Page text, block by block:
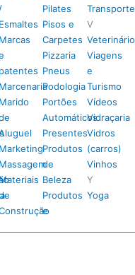
Esmaltes
Marcas
patentes
Marcenaria
Marido
Marketing
Massagem
Pilates
Pisos e
Carpetes
Pizzaria
Pneus
Podologia
Portões
Automáticos
Presentes
Produtos
de
Beleza
Produtos
e
V
Veterinário
Viagens
e
Turismo
Vídeos
Vidraçaria
Vidros
(carros)
Vinhos
Y
Yoga